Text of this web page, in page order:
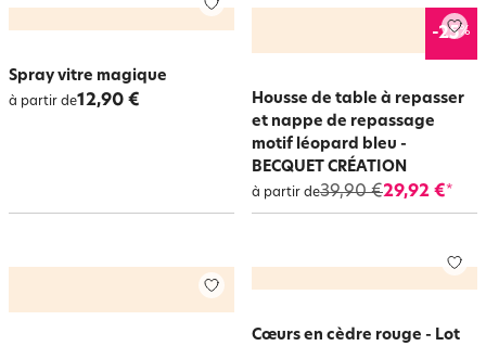
Spray vitre magique
à partir de12,90 €
-25%
Housse de table à repasser
et nappe de repassage
motif léopard bleu -
BECQUET CRÉATION
à partir de39,90 €29,92 €*
Cœurs en cèdre rouge - Lot